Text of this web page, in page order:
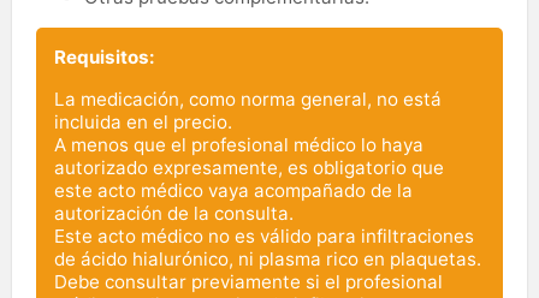
Requisitos:
La medicación, como norma general, no está
incluida en el precio.
A menos que el profesional médico lo haya
autorizado expresamente, es obligatorio que
este acto médico vaya acompañado de la
autorización de la consulta.
Este acto médico no es válido para infiltraciones
de ácido hialurónico, ni plasma rico en plaquetas.
Debe consultar previamente si el profesional